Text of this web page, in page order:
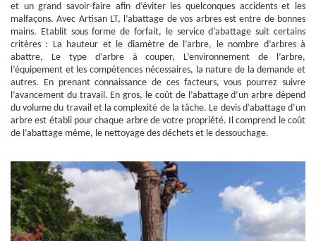
et un grand savoir-faire afin d’éviter les quelconques accidents et les
malfaçons. Avec Artisan LT, l’abattage de vos arbres est entre de bonnes
mains. Etablit sous forme de forfait, le service d’abattage suit certains
critères : La hauteur et le diamètre de l’arbre, le nombre d’arbres à
abattre, Le type d’arbre à couper, L’environnement de l’arbre,
l’équipement et les compétences nécessaires, la nature de la demande et
autres. En prenant connaissance de ces facteurs, vous pourrez suivre
l’avancement du travail. En gros, le coût de l’abattage d’un arbre dépend
du volume du travail et la complexité de la tâche. Le devis d’abattage d’un
arbre est établi pour chaque arbre de votre propriété. Il comprend le coût
de l’abattage même, le nettoyage des déchets et le dessouchage.